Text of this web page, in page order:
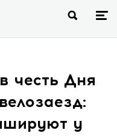
честь Дня
у